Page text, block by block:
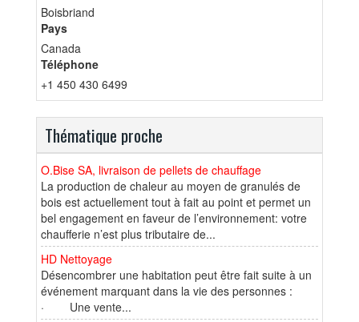
Boisbriand
Pays
Canada
Téléphone
+1 450 430 6499
Thématique proche
O.Bise SA, livraison de pellets de chauffage
La production de chaleur au moyen de granulés de
bois est actuellement tout à fait au point et permet un
bel engagement en faveur de l’environnement: votre
chaufferie n’est plus tributaire de...
HD Nettoyage
Désencombrer une habitation peut être fait suite à un
événement marquant dans la vie des personnes :
· Une vente...